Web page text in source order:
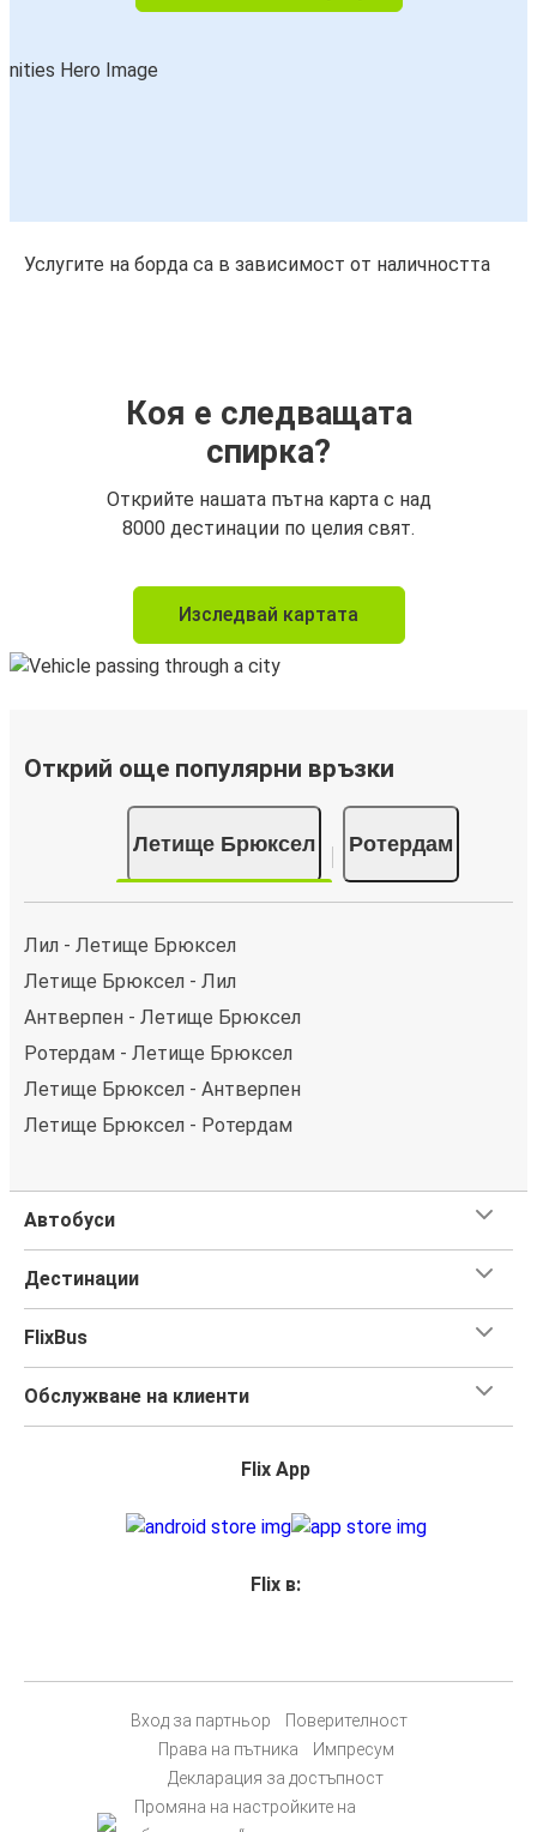
Услугите на борда са в зависимост от наличността
Коя е следващата
спирка?
Открийте нашата пътна карта с над
8000 дестинации по целия свят.
Изследвай картата
Открий още популярни връзки
Летище Брюксел Ротердам
Лил - Летище Брюксел
Летище Брюксел - Лил
Антверпен - Летище Брюксел
Ротердам - Летище Брюксел
Летище Брюксел - Антверпен
Летище Брюксел - Ротердам
Автобуси
Дестинации
FlixBus
Обслужване на клиенти
Flix App
Flix в:
Вход за партньор
Поверителност
Права на пътника
Импресум
Декларация за достъпност
Промяна на настройките на